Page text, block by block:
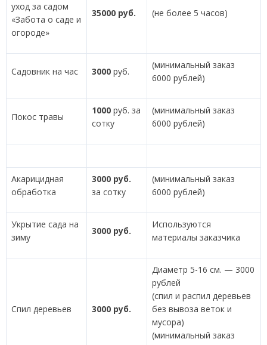
уход за садом
«Забота о саде и
огороде»
35000 руб. (не более 5 часов)
Садовник на час 3000 руб.
(минимальный заказ
6000 рублей)
Покос травы
1000 руб. за
сотку
(минимальный заказ
6000 рублей)
Акарицидная
обработка
3000 руб.
за сотку
(минимальный заказ
6000 рублей)
Укрытие сада на
зиму
3000 руб.
Используются
материалы заказчика
Спил деревьев 3000 руб.
Диаметр 5-16 см. — 3000
рублей
(спил и распил деревьев
без вывоза веток и
мусора)
(минимальный заказ